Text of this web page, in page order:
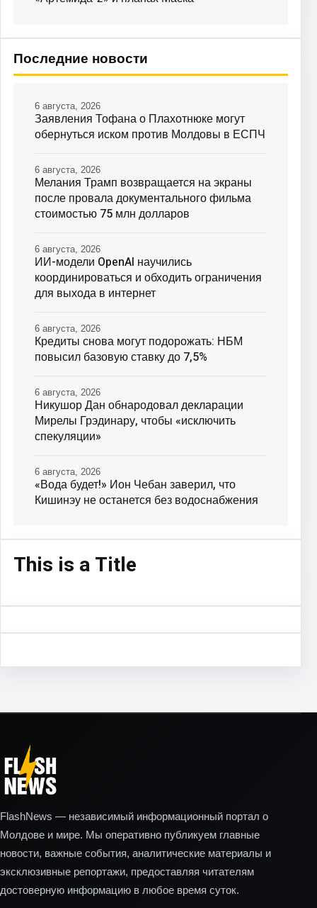
Последние новости
Заявления Тофана о Плахотнюке могут
обернуться иском против Молдовы в ЕСПЧ
6 августа, 2026
Мелания Трамп возвращается на экраны
после провала документального фильма
стоимостью 75 млн долларов
6 августа, 2026
ИИ-модели OpenAI научились
координироваться и обходить ограничения
для выхода в интернет
6 августа, 2026
Кредиты снова могут подорожать: НБМ
повысил базовую ставку до 7,5%
6 августа, 2026
Никушор Дан обнародовал декларации
Мирелы Грэдинару, чтобы «исключить
спекуляции»
6 августа, 2026
«Вода будет!» Ион Чебан заверил, что
Кишинэу не останется без водоснабжения
6 августа, 2026
This is a Title
FlashNews — независимый информационный портал о
Молдове и мире. Мы оперативно публикуем главные
новости, важные события, аналитические материалы и
эксклюзивные репортажи, предоставляя читателям
достоверную информацию в любое время суток.